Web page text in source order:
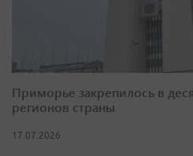
Приморье закрепилось в
регионов страны
17.07.2026